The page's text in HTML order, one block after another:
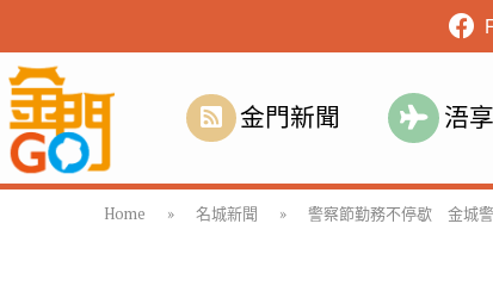
金門新聞 浯
Home » 名城新聞 » 警察節勤務不停歇 金城